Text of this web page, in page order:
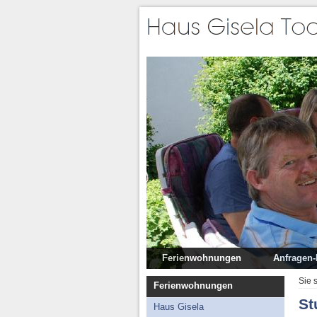
Ferienwohnungen
Haus Gisela
Garten Haus Gisela
Ferienwohnungen
Haus Gisela
Sie